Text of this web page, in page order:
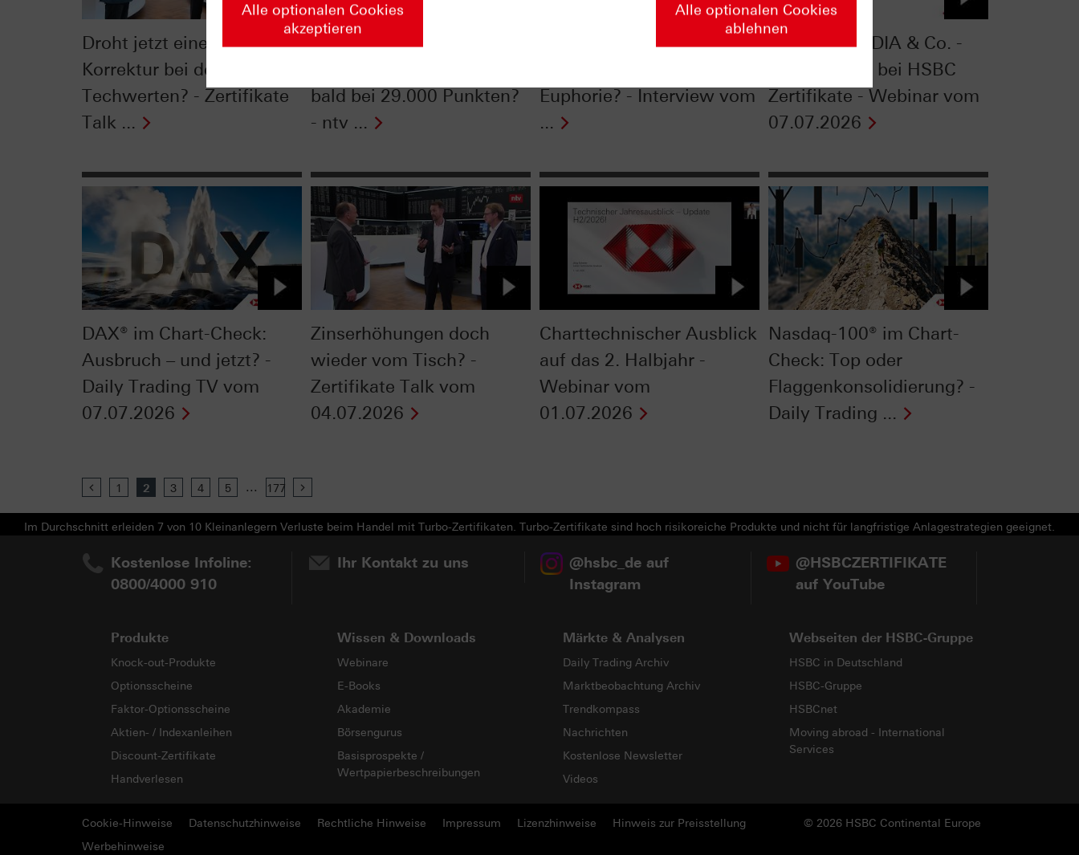
Droht jetzt eine größere
Korrektur bei den
Techwerten? - Zertifikate
Talk ...
"Globale Champions mit
bald bei 29.000 Punkten?
- ntv ...
DAX® bei 25.000 Punkten:
Euphorie? - Interview vom
...
SpaceX, NVIDIA & Co. -
Most Traded bei HSBC
Zertifikate - Webinar vom
07.07.2026
DAX® im Chart-Check:
Ausbruch – und jetzt? -
Daily Trading TV vom
07.07.2026
Zinserhöhungen doch
wieder vom Tisch? -
Zertifikate Talk vom
04.07.2026
Charttechnischer Ausblick
auf das 2. Halbjahr -
Webinar vom
01.07.2026
Nasdaq-100® im Chart-
Check: Top oder
Flaggenkonsolidierung? -
Daily Trading ...
Previous
1 2 3 4 5 ... 177
Im Durchschnitt erleiden 7 von 10 Kleinanlegern Verluste beim Handel mit Turbo-Zertifikaten. Turbo-Zertifikate sind hoch risikoreiche Produkte und nicht für langfristige Anlagestrategien geeignet.
Kostenlose Infoline:
0800/4000 910
Ihr Kontakt zu uns
@hsbc_de auf
Instagram
@HSBCZERTIFIKATE
auf YouTube
Produkte
Knock-out-Produkte
Optionsscheine
Faktor-Optionsscheine
Aktien- / Indexanleihen
Discount-Zertifikate
Handverlesen
Wissen & Downloads
Webinare
E-Books
Akademie
Börsengurus
Basisprospekte /
Wertpapierbeschreibungen
Märkte & Analysen
Daily Trading Archiv
Marktbeobachtung Archiv
Trendkompass
Nachrichten
Kostenlose Newsletter
Videos
Webseiten der HSBC-Gruppe
HSBC in Deutschland
HSBC-Gruppe
HSBCnet
Moving abroad - International
Services
Cookie-Hinweise Datenschutzhinweise Rechtliche Hinweise Impressum Lizenzhinweise © 2026 HSBC Continental Europe
Hinweis zur Preisstellung
Werbehinweise
Alle optionalen Cookies
akzeptieren
Alle optionalen Cookies
ablehnen